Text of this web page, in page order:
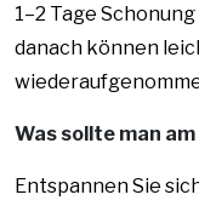
1–2 Tage
danach können
Was sollte man
Entspannen Sie